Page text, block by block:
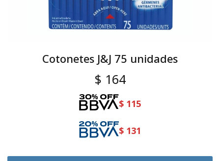
Cotonetes J&J 75 unidades
$ 164
$ 115
$ 131